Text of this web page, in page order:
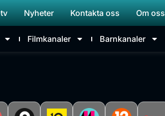
Nyheter Kontakta oss Om oss
Filmkanaler Barnkanaler